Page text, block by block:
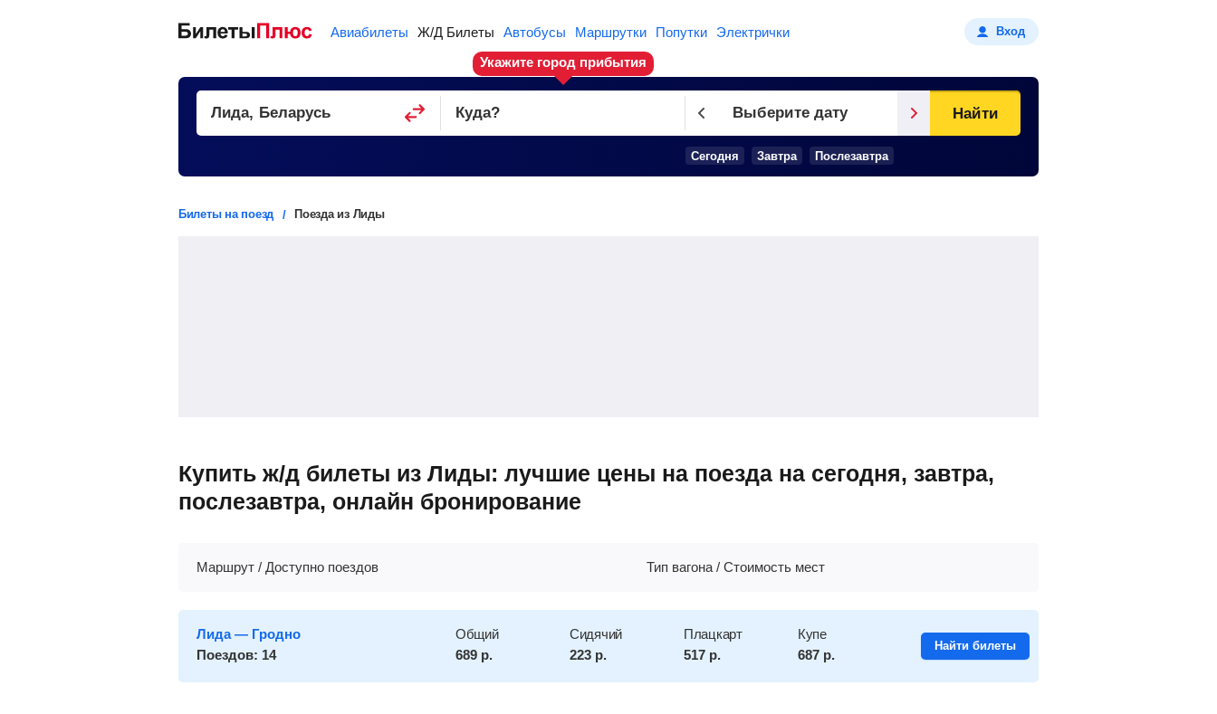
Авиабилеты Ж/Д Билеты Автобусы Маршрутки Попутки Электрички Вход
Куда?
Укажите город прибытия
Выберите дату
Сегодня Завтра Послезавтра
Найти
Билеты на поезд Поезда из Лиды
Купить ж/д билеты из Лиды: лучшие цены на поезда на сегодня, завтра,
послезавтра, онлайн бронирование
Маршрут / Доступно поездов Тип вагона / Стоимость мест
Лида — Гродно
Поездов: 14
Общий
689 р.
Сидячий
223 р.
Плацкарт
517 р.
Купе
687 р.
Найти билеты